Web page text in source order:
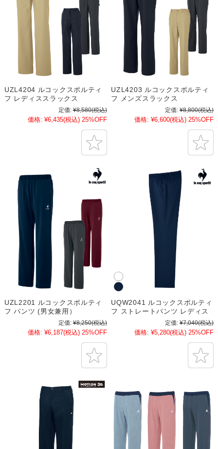
UZL4204 ルコックスポルティ
フ レディススラックス
定価: ¥8,580(税込)
価格: ¥6,435(税込) 25%OFF
UZL4203 ルコックスポルティ
フ メンズスラックス
定価: ¥8,800(税込)
価格: ¥6,600(税込) 25%OFF
UZL2201 ルコックスポルティ
フ パンツ (男女兼用）
定価: ¥8,250(税込)
価格: ¥6,187(税込) 25%OFF
UQW2041 ルコックスポルティ
フ ストレートパンツ レディス
定価: ¥7,040(税込)
価格: ¥5,280(税込) 25%OFF